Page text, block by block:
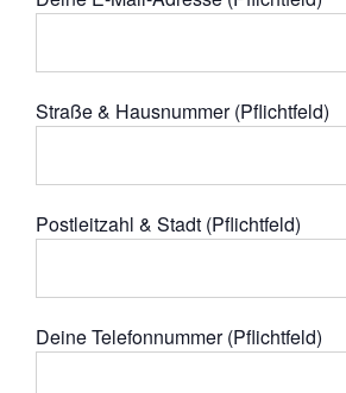
Straße & Hausnummer (Pflichtfeld)
Postleitzahl & Stadt (Pflichtfeld)
Deine Telefonnummer (Pflichtfeld)